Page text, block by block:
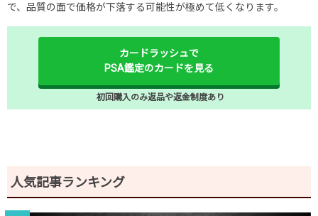
で、品質の面で価格が下落する可能性が極めて低くなります。
カードラッシュで
PSA鑑定のカードを見る
初回購入のみ返品や返金制度あり
人気記事ランキング